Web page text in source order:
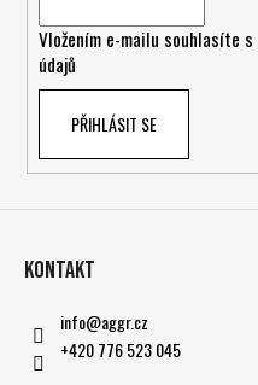
D
o
o
u
Vložením e-mailu souhlasíte s
údajů
PŘIHLÁSIT SE
Kontakt
info@aggr.cz
+420 776 523 045